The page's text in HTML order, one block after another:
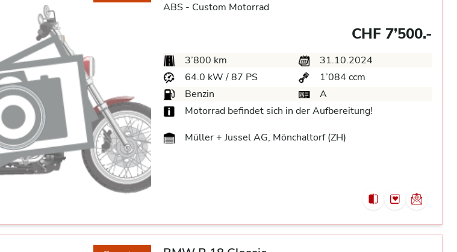
ABS - Custom Motorrad
CHF 7’500.-
3’800 km
31.10.2024
64.0 kW / 87 PS
1’084 ccm
Benzin
A
Motorrad befindet sich in der Aufbereitung!
Müller + Jussel AG, Mönchaltorf (ZH)